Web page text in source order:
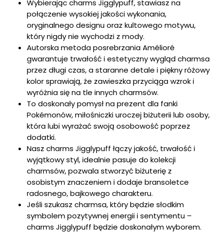
Wybierając charms Jigglypuff, stawiasz na
połączenie wysokiej jakości wykonania,
oryginalnego designu oraz kultowego motywu,
który nigdy nie wychodzi z mody.
Autorska metoda posrebrzania Amélioré
gwarantuje trwałość i estetyczny wygląd charmsa
przez długi czas, a staranne detale i piękny różowy
kolor sprawiają, że zawieszka przyciąga wzrok i
wyróżnia się na tle innych charmsów.
To doskonały pomysł na prezent dla fanki
Pokémonów, miłośniczki uroczej biżuterii lub osoby,
która lubi wyrażać swoją osobowość poprzez
dodatki.
Nasz charms Jigglypuff łączy jakość, trwałość i
wyjątkowy styl, idealnie pasuje do kolekcji
charmsów, pozwala stworzyć biżuterię z
osobistym znaczeniem i dodaje bransoletce
radosnego, bajkowego charakteru.
Jeśli szukasz charmsa, który będzie słodkim
symbolem pozytywnej energii i sentymentu –
charms Jigglypuff będzie doskonałym wyborem.